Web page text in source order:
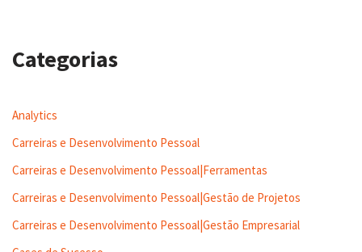
Categorias
Analytics
Carreiras e Desenvolvimento Pessoal
Carreiras e Desenvolvimento Pessoal|Ferramentas
Carreiras e Desenvolvimento Pessoal|Gestão de Projetos
Carreiras e Desenvolvimento Pessoal|Gestão Empresarial